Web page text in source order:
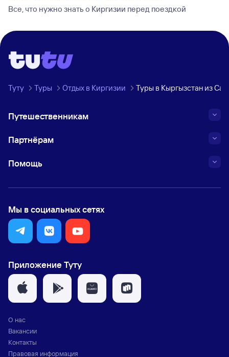
Все, что нужно знать о Киргизии перед поездкой
Туту Туры Отдых в Киргизии Туры в Кыргызстан из
Путешественникам
Партнёрам
Помощь
Мы в социальных сетях
Приложение Туту
О нас
Вакансии
Контакты
Правовая информация